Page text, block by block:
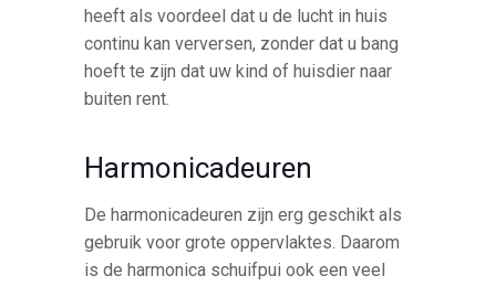
heeft als voordeel dat u de lucht in huis
continu kan verversen, zonder dat u bang
hoeft te zijn dat uw kind of huisdier naar
buiten rent.
Harmonicadeuren
De harmonicadeuren zijn erg geschikt als
gebruik voor grote oppervlaktes. Daarom
is de harmonica schuifpui ook een veel